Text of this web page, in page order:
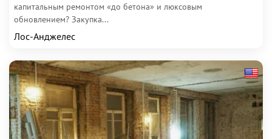
капитальным ремонтом «до бетона» и люксовым
обновлением? Закупка...
Лос-Анджелес